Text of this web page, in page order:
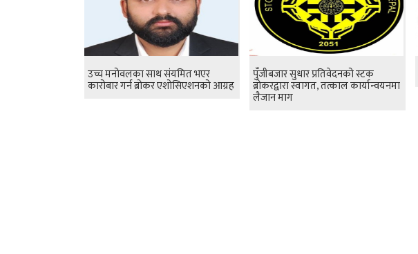
उच्च मनोवलका साथ संयमित भएर
कारोबार गर्न ब्रोकर एशोसिएशनको आग्रह
पुँजीबजार सुधार प्रतिवेदनको स्टक
ब्रोकरद्वारा स्वागत, तत्काल कार्यान्वयनमा
लैजान माग